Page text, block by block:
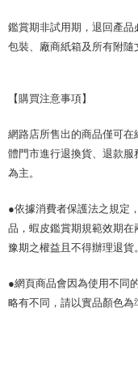
鑑賞期非試用期，退回產品
包裝、廠商紙箱及所有附隨
【購買注意事項】
網路店所售出的商品僅可
體門市進行退換貨、退款
為主。
●依據消費者保護法之規定
品，蝦皮鑑賞期規範效期
豫期之權益且不得辦理退貨
●網頁商品會因為使用不同
略有不同，請以實品顏色為